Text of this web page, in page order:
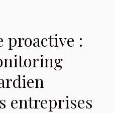
proactive :
entreprises